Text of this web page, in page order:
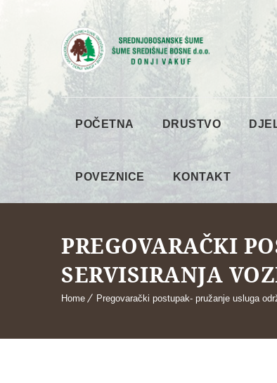
POČETNA DRUSTVO
POVEZNICE KONTAKT
PREGOVARAČKI
SERVISIRANJA
Home Pregovarački postupak- pružanje usluga